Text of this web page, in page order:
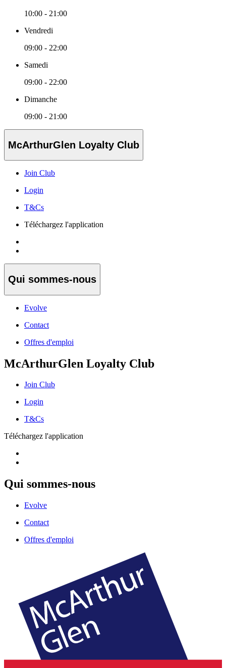
10:00 - 21:00
Vendredi
09:00 - 22:00
Samedi
09:00 - 22:00
Dimanche
09:00 - 21:00
McArthurGlen Loyalty Club
Join Club
Login
T&Cs
Téléchargez l'application
Qui sommes-nous
Evolve
Contact
Offres d'emploi
McArthurGlen Loyalty Club
Join Club
Login
T&Cs
Téléchargez l'application
Qui sommes-nous
Evolve
Contact
Offres d'emploi